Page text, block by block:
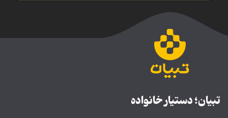
تبیان؛ دستیار خانواده